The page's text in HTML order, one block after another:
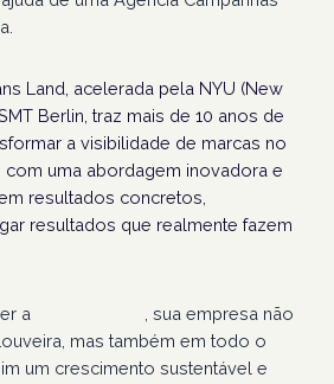
Land, acelerada pela NYU (New
Berlin, traz mais de 10 anos de
a visibilidade de marcas no
com uma abordagem inovadora e
resultados concretos,
resultados que realmente fazem
a
, sua empresa não
mas também em todo o
um crescimento sustentável e